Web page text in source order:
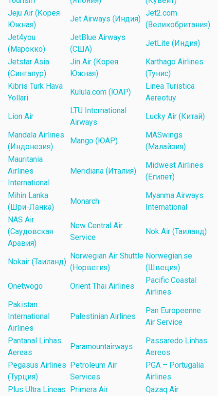
Jeju Air (Корея
Южная)
Jet Airways (Индия)
Jet2.com
(Великобритания)
Jet4you
(Марокко)
JetBlue Airways
(США)
JetLite (Индия)
Jetstar Asia
(Сингапур)
Jin Air (Корея
Южная)
Karthago Airlines
(Тунис)
Kibris Turk Hava
Yollari
Kulula.com (ЮАР)
Linea Turistica
Aereotuy
Lion Air
LTU International
Airways
Lucky Air (Китай)
Mandala Airlines
(Индонезия)
Mango (ЮАР)
MASwings
(Малайзия)
Mauritania
Airlines
International
Meridiana (Италия)
Midwest Airlines
(Египет)
Mihin Lanka
(Шри-Ланка)
Monarch
Myanma Airways
International
NAS Air
(Саудовская
Аравия)
New Central Air
Service
Nok Air (Таиланд)
Nokair (Таиланд)
Norwegian Air Shuttle
(Норвегия)
Norwegian.se
(Швеция)
Onetwogo
Orient Thai Airlines
Pacific Coastal
Airlines
Pakistan
International
Airlines
Palestinian Airlines
Pan Europeenne
Air Service
Pantanal Linhas
Aereas
Paramountairways
Passaredo Linhas
Aereos
Pegasus Airlines
(Турция)
Petroleum Air
Services
PGA – Portugalia
Airlines
Plus Ultra Lineas
Primera Air
Qazaq Air